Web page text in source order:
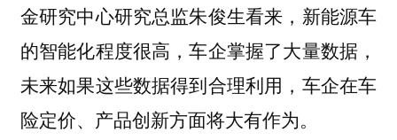
金研究中心研究总监朱俊生看来，新能源车
的智能化程度很高，车企掌握了大量数据，
未来如果这些数据得到合理利用，车企在车
险定价、产品创新方面将大有作为。